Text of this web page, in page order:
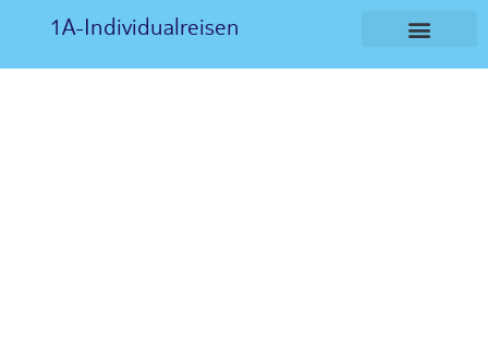
1A-Individualreisen